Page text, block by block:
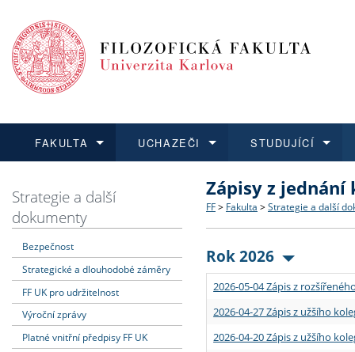
FAKULTA
Dozvědět se více
Struktura a historie
Strategie a další
Podpora a benefity pro
Absolventi fakulty
UCHAZEČI
Podat přihlášku
Co studovat a jak se
Učitelské studijní
Informace k průběhu
STUDUJÍCÍ
Dozvědět se více
Bakalářské a magisterské
Doktorské studium
Rigorózní řízení
Dozvědět se více
O vědě a výzkumu na FF
Akademické kvalifikace
Granty a projekty
Dozvědět se více
Aktuální nabídky a
Vyjíždějící studenti
Přijíždějící studenti
Vyjíždějící zaměstnanci
Strategie a další
dokumenty
Bezpečnost
Strategické a dlouhodobé záměry
FF UK pro udržitelnost
Výroční zprávy
Platné vnitřní předpisy FF UK
Zápisy z jednání
FF > Fakulta > Strategie a další
Rok 2026
2026-05-04 Zápis z
2026-04-27 Zápis z užšího
2026-04-20 Zápis z užšího